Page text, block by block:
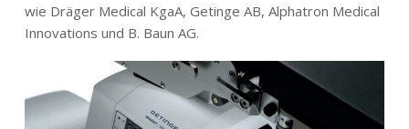
wie Dräger Medical KgaA, Getinge AB, Alphatron Medical
Innovations und B. Baun AG.